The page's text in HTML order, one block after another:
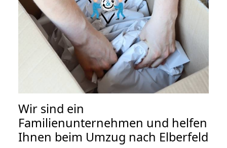
Wir sind ein
Familienunternehmen und helfen
Ihnen beim Umzug nach Elberfeld